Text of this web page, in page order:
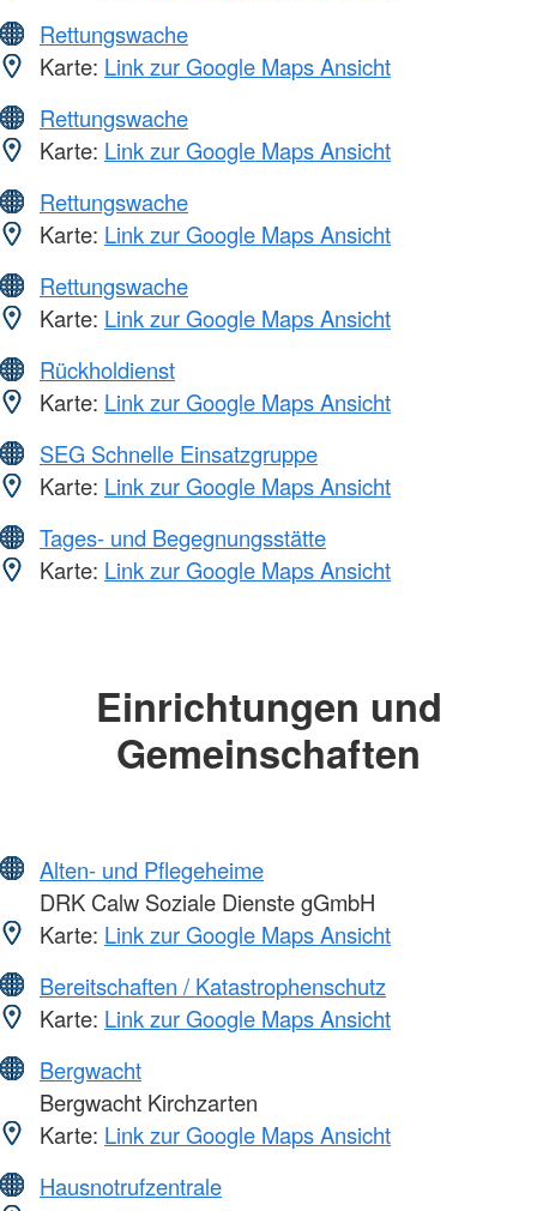
Rettungswache
Karte: Link zur Google Maps Ansicht
Rettungswache
Karte: Link zur Google Maps Ansicht
Rettungswache
Karte: Link zur Google Maps Ansicht
Rettungswache
Karte: Link zur Google Maps Ansicht
Rückholdienst
Karte: Link zur Google Maps Ansicht
SEG Schnelle Einsatzgruppe
Karte: Link zur Google Maps Ansicht
Tages- und Begegnungsstätte
Karte: Link zur Google Maps Ansicht
Einrichtungen und
Gemeinschaften
Alten- und Pflegeheime
DRK Calw Soziale Dienste gGmbH
Karte: Link zur Google Maps Ansicht
Bereitschaften / Katastrophenschutz
Karte: Link zur Google Maps Ansicht
Bergwacht
Bergwacht Kirchzarten
Karte: Link zur Google Maps Ansicht
Hausnotrufzentrale